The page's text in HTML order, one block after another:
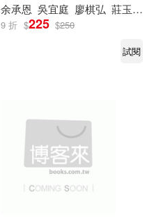
葉伊庭 許銘家
余承恩 吳宜庭 廖棋弘 莊玉成
9 折 $225 $250
試閱